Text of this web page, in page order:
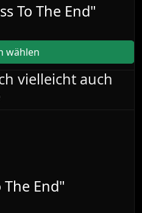
To The End"
wählen
vielleicht auch
End"